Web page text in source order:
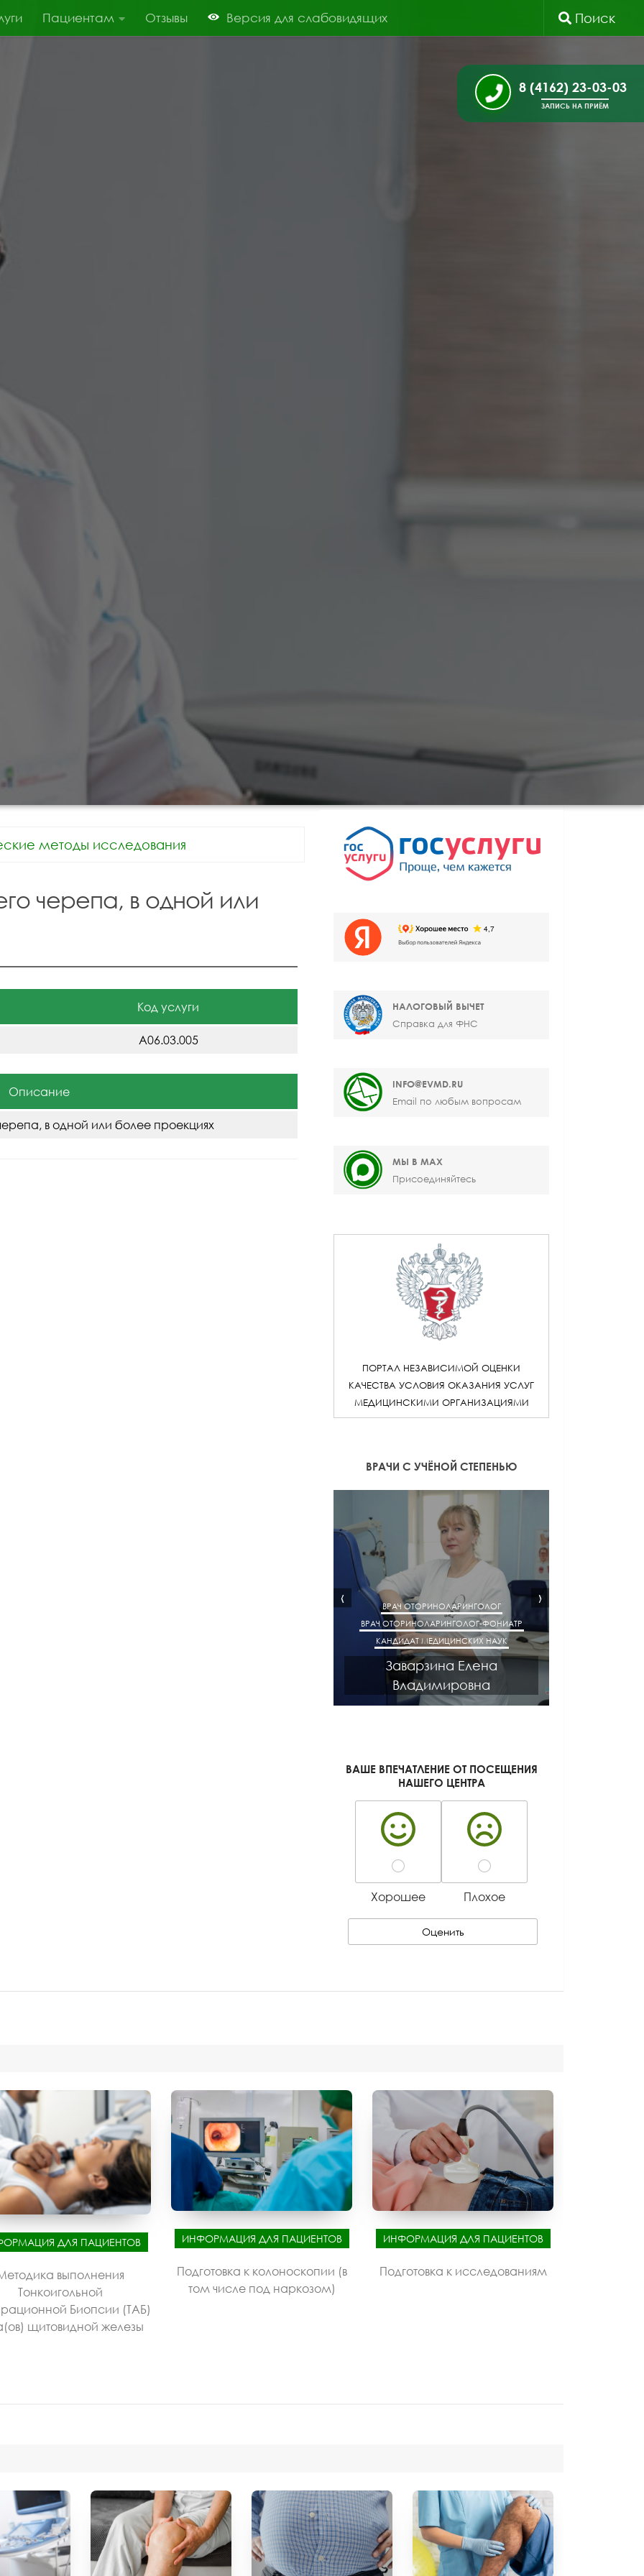
Пациентам Отзывы Версия для слабовидящих Поиск
8 (4162) 23-03-03
ЗАПИСЬ НА ПРИЁМ
методы исследования
черепа, в одной или
Код услуги
A06.03.005
Описание
в одной или более проекциях
НАЛОГОВЫЙ ВЫЧЕТ
Справка для ФНС
INFO@EVMD.RU
Email по любым вопросам
МЫ В MAX
Присоединяйтесь
ПОРТАЛ НЕЗАВИСИМОЙ ОЦЕНКИ
КАЧЕСТВА УСЛОВИЯ ОКАЗАНИЯ УСЛУГ
МЕДИЦИНСКИМИ ОРГАНИЗАЦИЯМИ
ВРАЧИ С УЧЁНОЙ СТЕПЕНЬЮ
ВРАЧ ОТОРИНОЛАРИНГОЛОГ
ВРАЧ ОТОРИНОЛАРИНГОЛОГ-ФОНИАТР
КАНДИДАТ МЕДИЦИНСКИХ НАУК
Заварзина Елена
Владимировна
‹ ›
ВАШЕ ВПЕЧАТЛЕНИЕ ОТ ПОСЕЩЕНИЯ
НАШЕГО ЦЕНТРА
Хорошее Плохое
Оценить
ДЛЯ ПАЦИЕНТОВ
выполнения
Тонкоигольной
Биопсии (ТАБ)
щитовидной железы
ИНФОРМАЦИЯ ДЛЯ ПАЦИЕНТОВ
Подготовка к колоноскопии (в
том числе под наркозом)
ИНФОРМАЦИЯ ДЛЯ ПАЦИЕНТОВ
Подготовка к исследованиям